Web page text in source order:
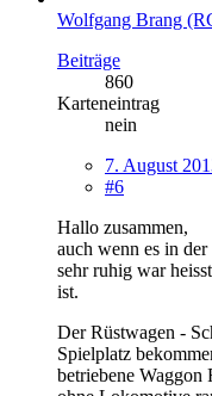
Wolfgang Brang
Beiträge
860
Karteneintrag
nein
7. August
#6
Hallo zusammen,
auch wenn es in
sehr ruhig war
ist.
Der Rüstwagen -
Spielplatz
betriebene Waggon